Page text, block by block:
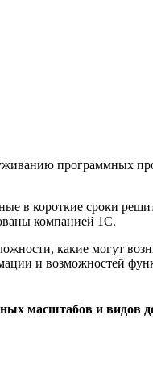
программных
в короткие сроки
компанией 1С.
какие могут
и возможностей
масштабов и видов